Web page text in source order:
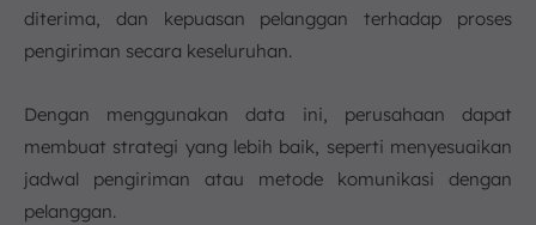
diterima, dan kepuasan pelanggan terhadap proses
pengiriman secara keseluruhan.
Dengan menggunakan data ini, perusahaan dapat
membuat strategi yang lebih baik, seperti menyesuaikan
jadwal pengiriman atau metode komunikasi dengan
pelanggan.